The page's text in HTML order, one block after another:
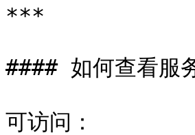
***
#### 如何查看服
可访问：